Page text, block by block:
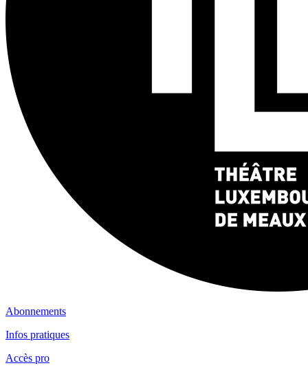
Abonnements
Infos pratiques
Accès pro